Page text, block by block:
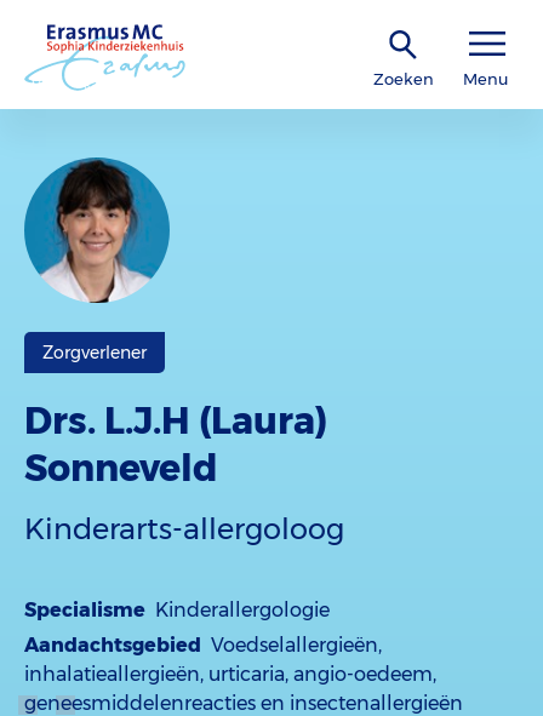
Zoeken Menu
Zorgverlener
Drs. L.J.H (Laura)
Sonneveld
Kinderarts-allergoloog
Specialisme Kinderallergologie
Aandachtsgebied Voedselallergieën,
inhalatieallergieën, urticaria, angio-oedeem,
geneesmiddelenreacties en insectenallergieën